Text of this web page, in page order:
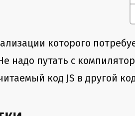
которого
надо путать с
код JS в другой